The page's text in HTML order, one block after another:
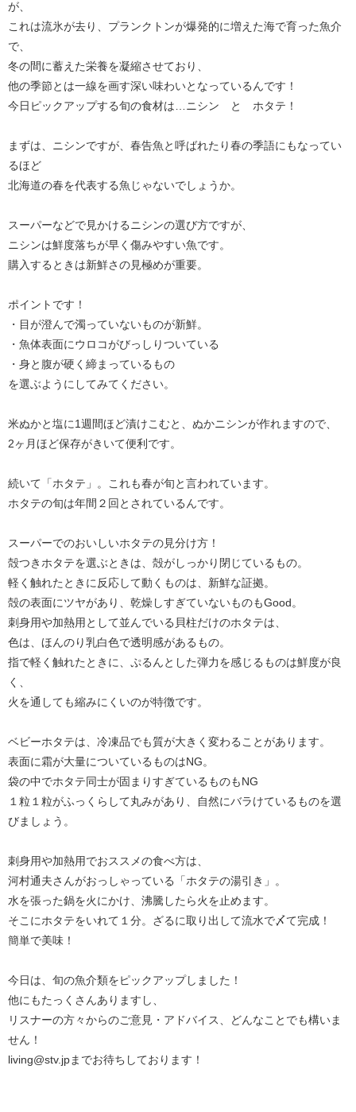
が、
これは流氷が去り、プランクトンが爆発的に増えた海で育った魚介
で、
冬の間に蓄えた栄養を凝縮させており、
他の季節とは一線を画す深い味わいとなっているんです！
今日ピックアップする旬の食材は…ニシン と ホタテ！
まずは、ニシンですが、春告魚と呼ばれたり春の季語にもなってい
るほど
北海道の春を代表する魚じゃないでしょうか。
スーパーなどで見かけるニシンの選び方ですが、
ニシンは鮮度落ちが早く傷みやすい魚です。
購入するときは新鮮さの見極めが重要。
ポイントです！
・目が澄んで濁っていないものが新鮮。
・魚体表面にウロコがびっしりついている
・身と腹が硬く締まっているもの
を選ぶようにしてみてください。
米ぬかと塩に1週間ほど漬けこむと、ぬかニシンが作れますので、
2ヶ月ほど保存がきいて便利です。
続いて「ホタテ」。これも春が旬と言われています。
ホタテの旬は年間２回とされているんです。
スーパーでのおいしいホタテの見分け方！
殻つきホタテを選ぶときは、殻がしっかり閉じているもの。
軽く触れたときに反応して動くものは、新鮮な証拠。
殻の表面にツヤがあり、乾燥しすぎていないものもGood。
刺身用や加熱用として並んでいる貝柱だけのホタテは、
色は、ほんのり乳白色で透明感があるもの。
指で軽く触れたときに、ぷるんとした弾力を感じるものは鮮度が良
く、
火を通しても縮みにくいのが特徴です。
ベビーホタテは、冷凍品でも質が大きく変わることがあります。
表面に霜が大量についているものはNG。
袋の中でホタテ同士が固まりすぎているものもNG
１粒１粒がふっくらして丸みがあり、自然にバラけているものを選
びましょう。
刺身用や加熱用でおススメの食べ方は、
河村通夫さんがおっしゃっている「ホタテの湯引き」。
水を張った鍋を火にかけ、沸騰したら火を止めます。
そこにホタテをいれて１分。ざるに取り出して流水で〆て完成！
簡単で美味！
今日は、旬の魚介類をピックアップしました！
他にもたっくさんありますし、
リスナーの方々からのご意見・アドバイス、どんなことでも構いま
せん！
living@stv.jpまでお待ちしております！